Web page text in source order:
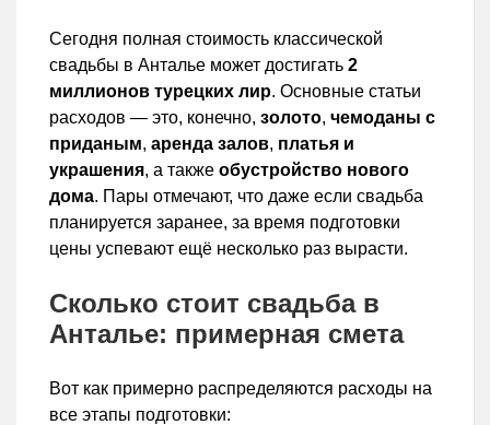
Сегодня полная стоимость классической
свадьбы в Анталье может достигать 2
миллионов турецких лир. Основные статьи
расходов — это, конечно, золото, чемоданы с
приданым, аренда залов, платья и
украшения, а также обустройство нового
дома. Пары отмечают, что даже если свадьба
планируется заранее, за время подготовки
цены успевают ещё несколько раз вырасти.
Сколько стоит свадьба в
Анталье: примерная смета
Вот как примерно распределяются расходы на
все этапы подготовки: